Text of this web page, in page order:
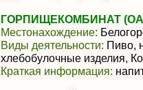
ГОРПИЩЕКОМБИНАТ
Местонахождение:
Виды деятельности: Пиво,
хлебобулочные изделия,
Краткая информация: